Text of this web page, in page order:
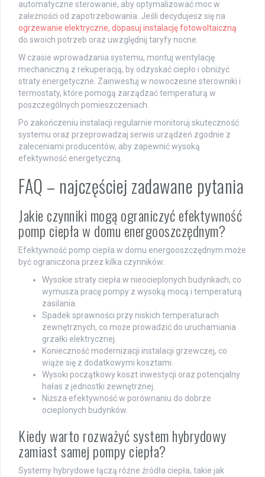
automatyczne sterowanie, aby optymalizować moc w
zależności od zapotrzebowania. Jeśli decydujesz się na
ogrzewanie elektryczne, dopasuj instalację fotowoltaiczną
do swoich potrzeb oraz uwzględnij taryfy nocne.
W czasie wprowadzania systemu, montuj wentylację
mechaniczną z rekuperacją, by odzyskać ciepło i obniżyć
straty energetyczne. Zainwestuj w nowoczesne sterowniki i
termostaty, które pomogą zarządzać temperaturą w
poszczególnych pomieszczeniach.
Po zakończeniu instalacji regularnie monitoruj skuteczność
systemu oraz przeprowadzaj serwis urządzeń zgodnie z
zaleceniami producentów, aby zapewnić wysoką
efektywność energetyczną.
FAQ – najczęściej zadawane pytania
Jakie czynniki mogą ograniczyć efektywność
pomp ciepła w domu energooszczędnym?
Efektywność pomp ciepła w domu energooszczędnym może
być ograniczona przez kilka czynników:
Wysokie straty ciepła w nieocieplonych budynkach, co
wymusza pracę pompy z wysoką mocą i temperaturą
zasilania.
Spadek sprawności przy niskich temperaturach
zewnętrznych, co może prowadzić do uruchamiania
grzałki elektrycznej.
Konieczność modernizacji instalacji grzewczej, co
wiąże się z dodatkowymi kosztami.
Wysoki początkowy koszt inwestycji oraz potencjalny
hałas z jednostki zewnętrznej.
Niższa efektywność w porównaniu do dobrze
ocieplonych budynków.
Kiedy warto rozważyć system hybrydowy
zamiast samej pompy ciepła?
Systemy hybrydowe łączą różne źródła ciepła, takie jak